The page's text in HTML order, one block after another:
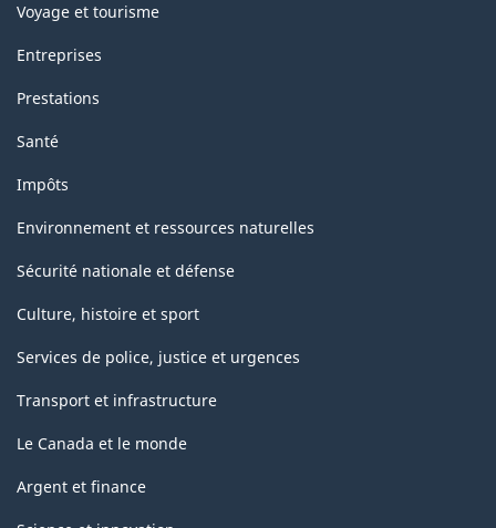
Voyage et tourisme
Entreprises
Prestations
Santé
Impôts
Environnement et ressources naturelles
Sécurité nationale et défense
Culture, histoire et sport
Services de police, justice et urgences
Transport et infrastructure
Le Canada et le monde
Argent et finance